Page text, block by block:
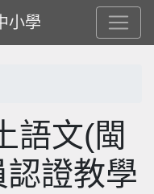
小學
語文(閩
證教學